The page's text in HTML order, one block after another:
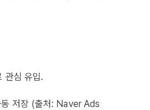
관심 유입.
저장 (출처: Naver Ads